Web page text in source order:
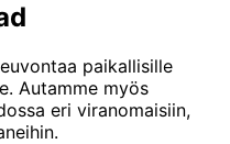
paikallisille
Autamme myös
eri viranomaisiin,